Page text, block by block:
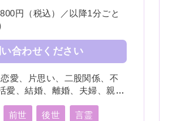
円（税込）／以降1分ごと
合わせください
恋愛、片思い、二股関係、不
愛、結婚、離婚、夫婦、親
性、経営、適職、進路、将
前世 後世 言霊